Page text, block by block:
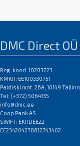
DMC Direct OÜ
Reg. kood: 10283223
KMKR: EE100330751
Paldiski mnt. 26A, 10149 Tallinn
Tel: (+372) 5064135
info@dmc.ee
Coop Pank AS
SWIFT: EKRDEE22
EE234204278612743402